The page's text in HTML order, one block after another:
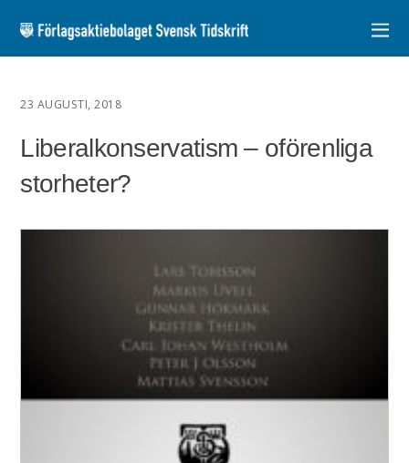
23 AUGUSTI, 2018
Liberalkonservatism – oförenliga
storheter?